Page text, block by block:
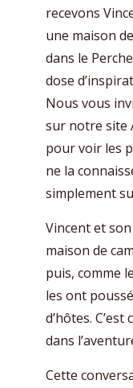
recevons
une maison
dans le
dose
Nous vous
sur notre site
pour voir les
ne la
simplement
Vincent et
maison de
puis, comme
les ont
d’hôtes.
dans
Cette